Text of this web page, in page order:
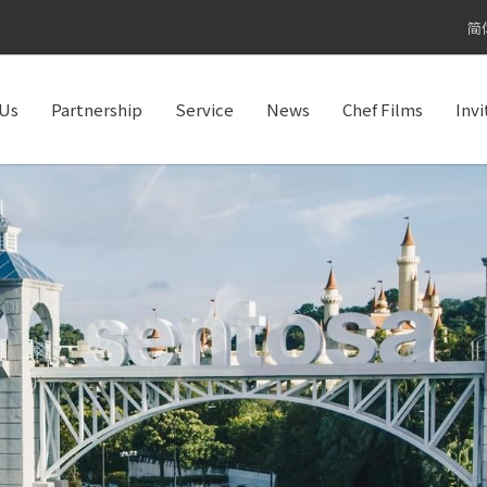
简
Partnership Service News Chef Films